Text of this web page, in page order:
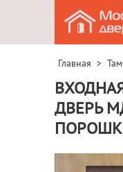
Главная >
ДВЕРЬ